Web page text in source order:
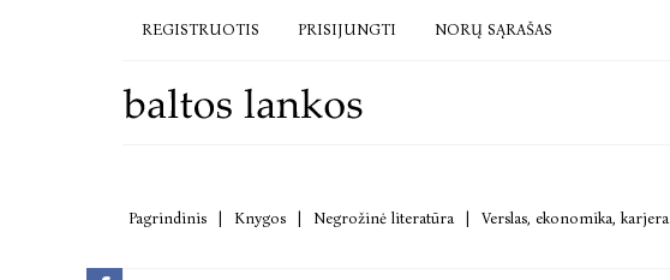
REGISTRUOTIS PRISIJUNGTI NORŲ SĄRAŠAS
Pagrindinis Knygos Negrožinė literatūra Verslas, ekonomika, karjera